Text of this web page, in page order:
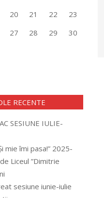
20 21 22
23
27 28 29
30
RECENTE
SESIUNE IULIE-
mie îmi pasa!” 2025-
Liceul ”Dimitrie
sesiune iunie-iulie